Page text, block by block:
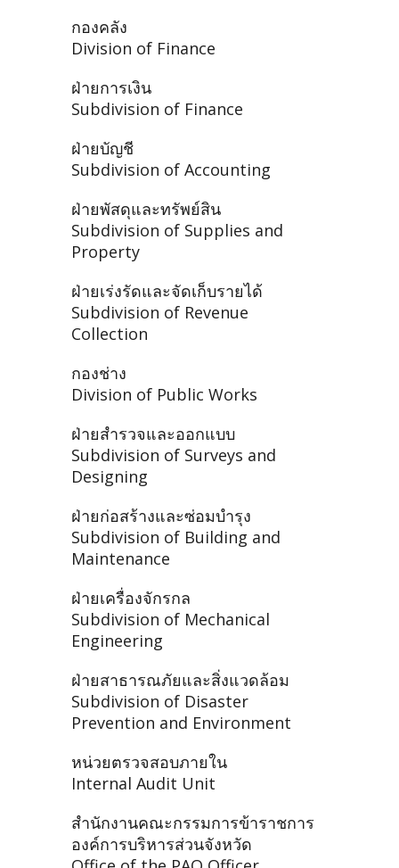
กองคลัง
Division of Finance
ฝ่ายการเงิน
Subdivision of Finance
ฝ่ายบัญชี
Subdivision of Accounting
ฝ่ายพัสดุและทรัพย์สิน
Subdivision of Supplies and
Property
ฝ่ายเร่งรัดและจัดเก็บรายได้
Subdivision of Revenue
Collection
กองช่าง
Division of Public Works
ฝ่ายสำรวจและออกแบบ
Subdivision of Surveys and
Designing
ฝ่ายก่อสร้างและซ่อมบำรุง
Subdivision of Building and
Maintenance
ฝ่ายเครื่องจักรกล
Subdivision of Mechanical
Engineering
ฝ่ายสาธารณภัยและสิ่งแวดล้อม
Subdivision of Disaster
Prevention and Environment
หน่วยตรวจสอบภายใน
Internal Audit Unit
สำนักงานคณะกรรมการข้าราชการ
องค์การบริหารส่วนจังหวัด